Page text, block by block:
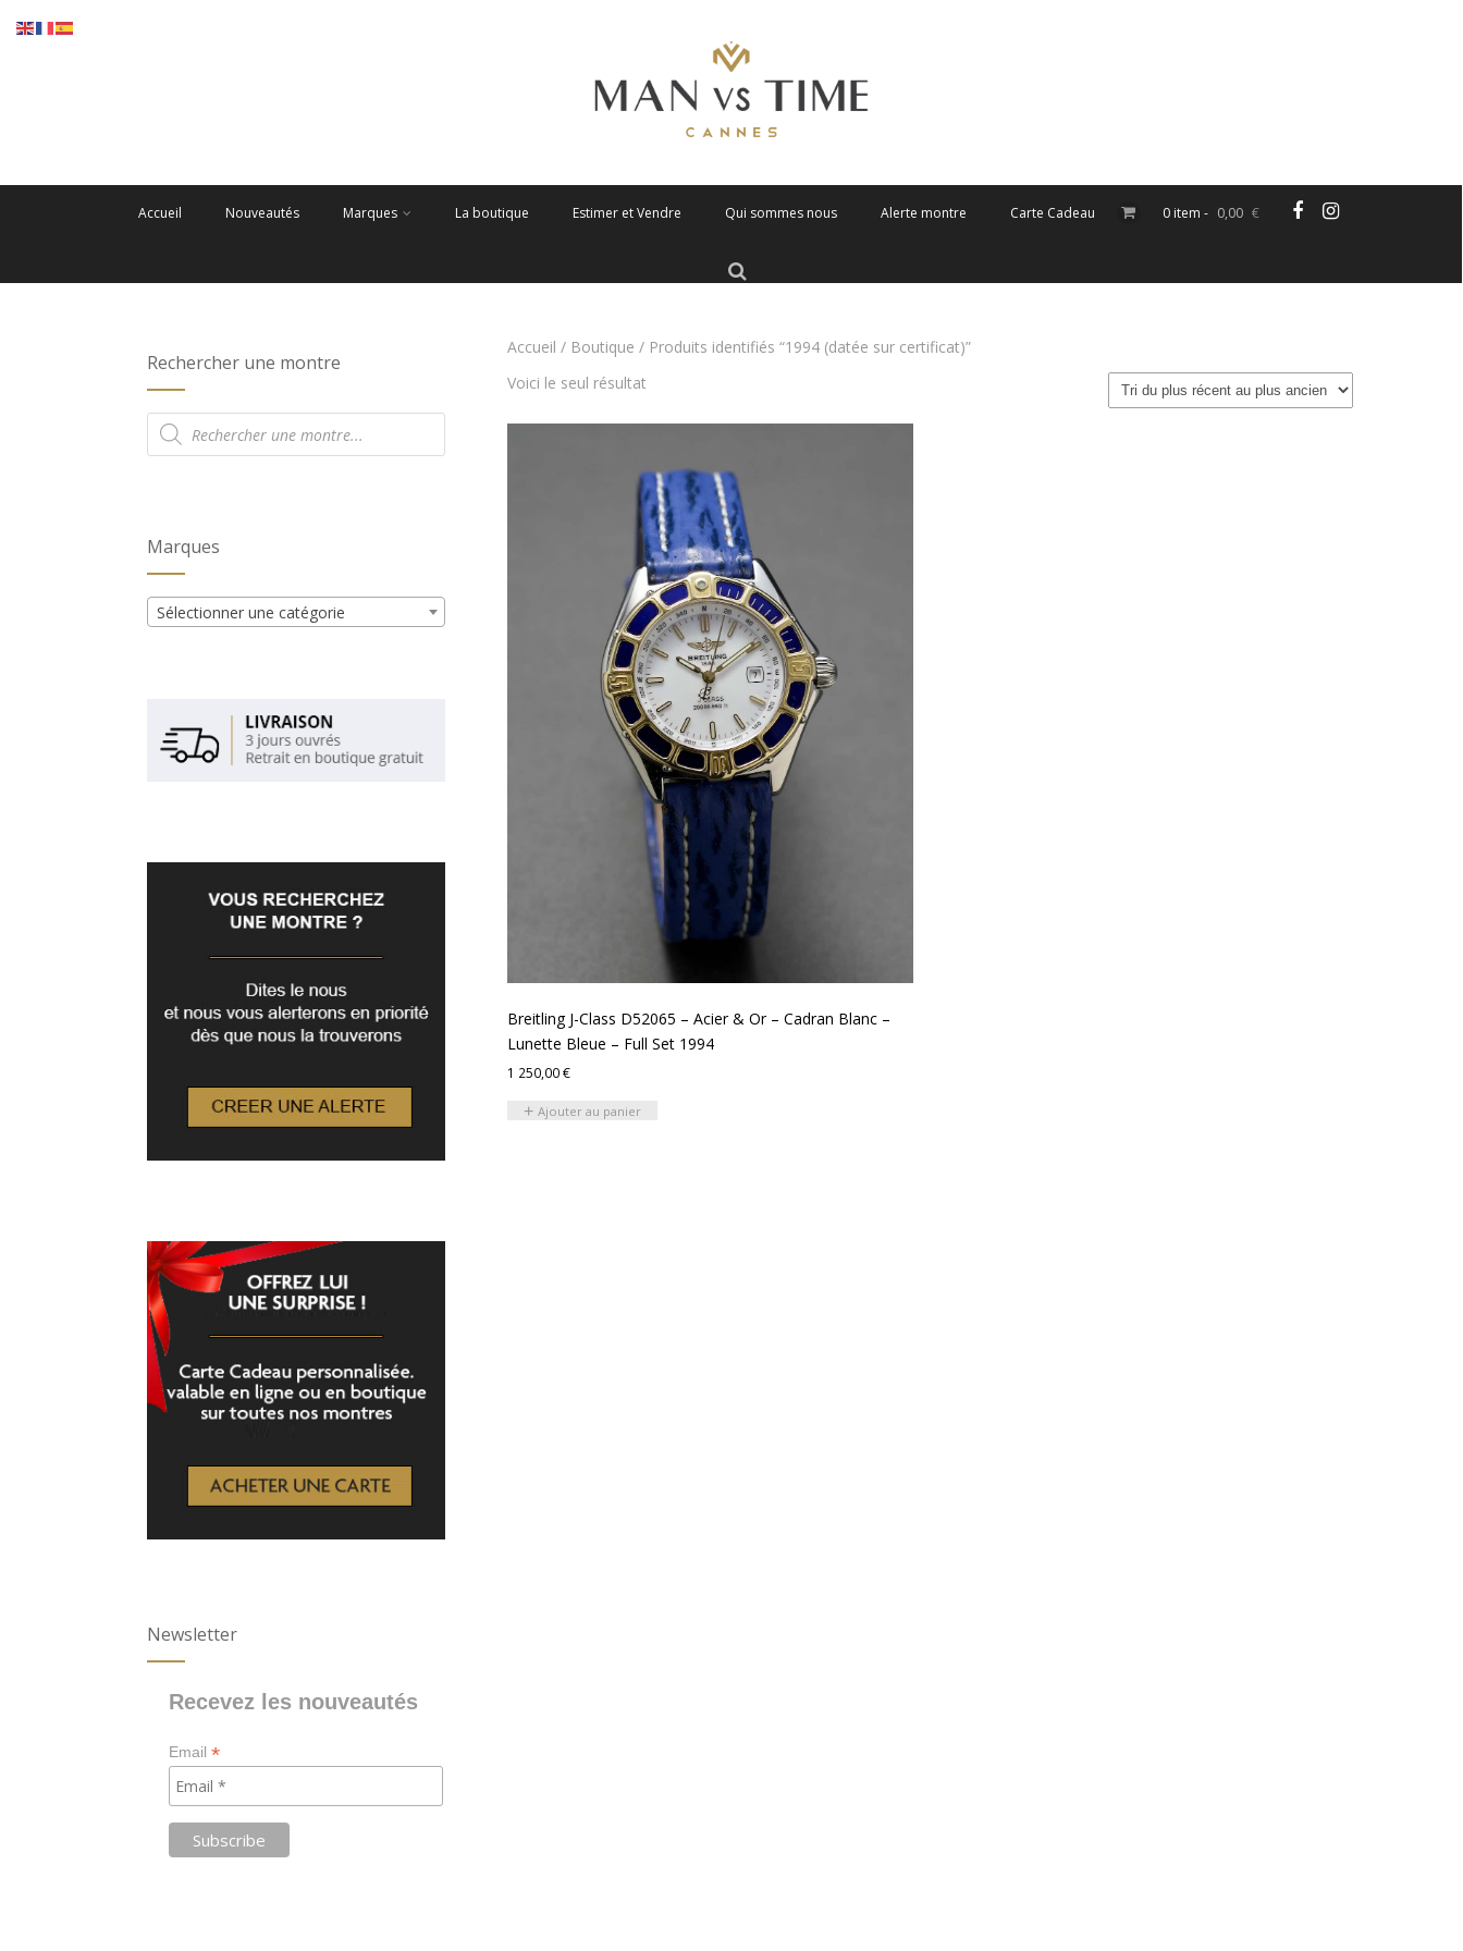
Accueil Nouveautés Marques La boutique Estimer et Vendre Qui sommes nous Alerte montre Carte Cadeau 0 item - 0,00 €
Accueil / Boutique / Produits identifiés “1994 (datée sur certificat)”
Voici le seul résultat
Breitling J-Class D52065 – Acier & Or – Cadran Blanc –
Lunette Bleue – Full Set 1994
1 250,00€
Ajouter au panier
Rechercher une montre
Recherche
de
produits
Marques
Sélectionner une catégorie
Newsletter
Recevez les nouveautés
Email*